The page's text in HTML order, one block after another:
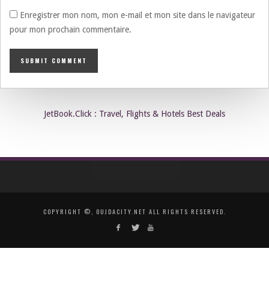
Enregistrer mon nom, mon e-mail et mon site dans le navigateur
pour mon prochain commentaire.
JetBook.Click : Travel, Flights & Hotels Best Deals
COPYRIGHT ©, OUJDACITY.NET ALL RIGHTS RESERVED.